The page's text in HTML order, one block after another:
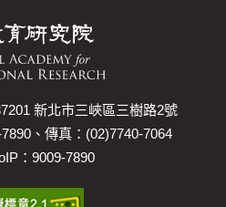
新北市三峽區三樹路2號
、傳真：(02)7740-7064
：9009-7890